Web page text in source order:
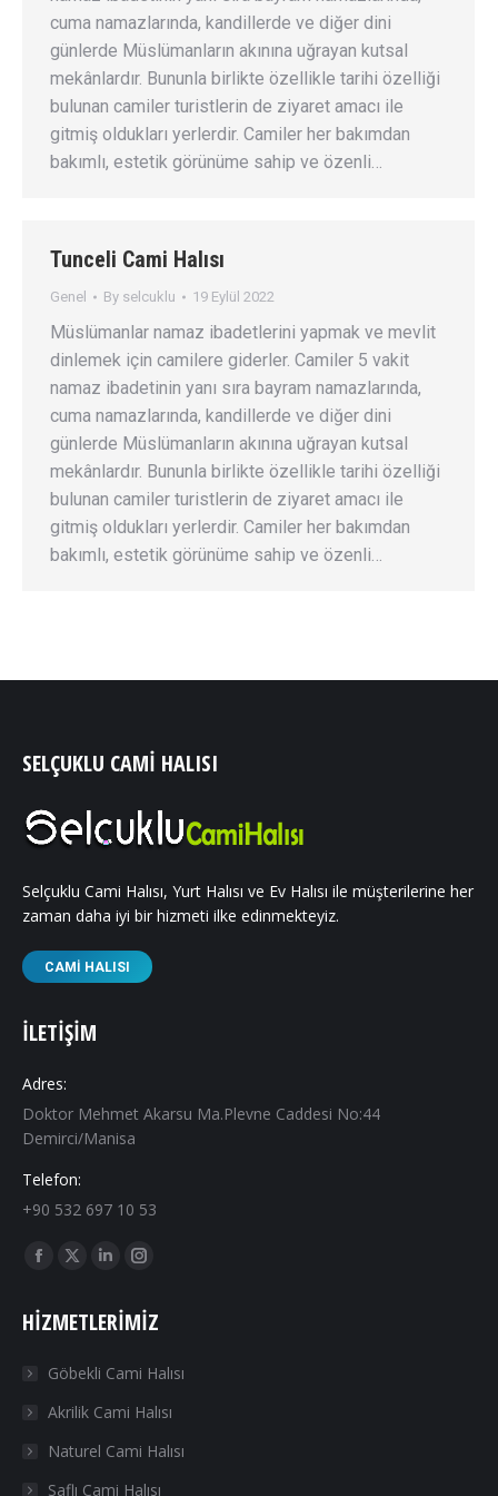
cuma namazlarında, kandillerde ve diğer dini
günlerde Müslümanların akınına uğrayan kutsal
mekânlardır. Bununla birlikte özellikle tarihi özelliği
bulunan camiler turistlerin de ziyaret amacı ile
gitmiş oldukları yerlerdir. Camiler her bakımdan
bakımlı, estetik görünüme sahip ve özenli…
Tunceli Cami Halısı
Genel By selcuklu 19 Eylül 2022
Müslümanlar namaz ibadetlerini yapmak ve mevlit
dinlemek için camilere giderler. Camiler 5 vakit
namaz ibadetinin yanı sıra bayram namazlarında,
cuma namazlarında, kandillerde ve diğer dini
günlerde Müslümanların akınına uğrayan kutsal
mekânlardır. Bununla birlikte özellikle tarihi özelliği
bulunan camiler turistlerin de ziyaret amacı ile
gitmiş oldukları yerlerdir. Camiler her bakımdan
bakımlı, estetik görünüme sahip ve özenli…
SELÇUKLU CAMI HALISI
Selçuklu Cami Halısı, Yurt Halısı ve Ev Halısı ile müşterilerine her
zaman daha iyi bir hizmeti ilke edinmekteyiz.
CAMI HALISI
İLETIŞIM
Adres:
Doktor Mehmet Akarsu Ma.Plevne Caddesi No:44
Demirci/Manisa
Telefon:
+90 532 697 10 53
Find us on:
Facebook
opens
new
window
X
opens
new
window
Linkedin
opens
new
window
Instagram
opens
new
window
HIZMETLERIMIZ
Göbekli Cami Halısı
Akrilik Cami Halısı
Naturel Cami Halısı
Saflı Cami Halısı